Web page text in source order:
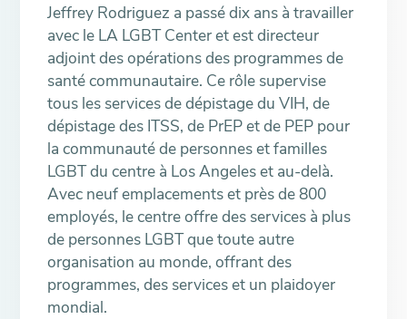
Jeffrey Rodriguez a passé dix ans à travailler
avec le LA LGBT Center et est directeur
adjoint des opérations des programmes de
santé communautaire. Ce rôle supervise
tous les services de dépistage du VIH, de
dépistage des ITSS, de PrEP et de PEP pour
la communauté de personnes et familles
LGBT du centre à Los Angeles et au-delà.
Avec neuf emplacements et près de 800
employés, le centre offre des services à plus
de personnes LGBT que toute autre
organisation au monde, offrant des
programmes, des services et un plaidoyer
mondial.